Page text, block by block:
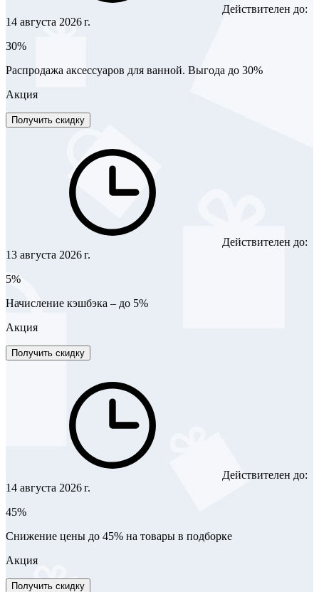
Действителен до:
14 августа 2026 г.
30%
Распродажа аксессуаров для ванной. Выгода до 30%
Акция
Получить скидку
Действителен до:
13 августа 2026 г.
5%
Начисление кэшбэка – до 5%
Акция
Получить скидку
Действителен до:
14 августа 2026 г.
45%
Снижение цены до 45% на товары в подборке
Акция
Получить скидку